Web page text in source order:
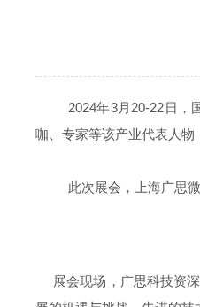
2024年3月 20-22日，
咖、专家等该产业代表人
此次展会，上海广思
展会现场，广思科技资